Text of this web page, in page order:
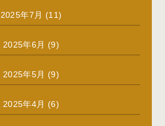
2025年7月 (11)
2025年6月 (9)
2025年5月 (9)
2025年4月 (6)